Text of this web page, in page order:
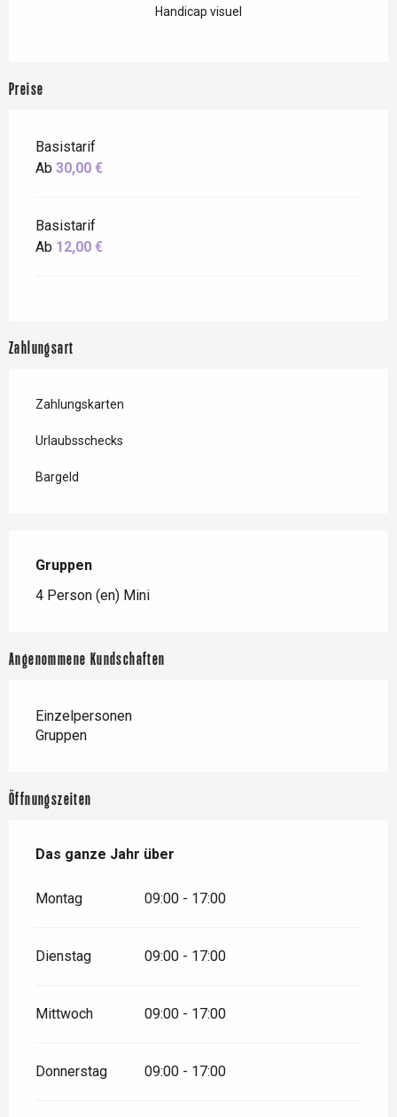
Handicap visuel
Preise
Basistarif
Ab 30,00 €
Basistarif
Ab 12,00 €
Zahlungsart
Zahlungskarten
Urlaubsschecks
Bargeld
Gruppen
Gruppen
4 Person (en) Mini
Angenommene Kundschaften
Einzelpersonen
Gruppen
Öffnungszeiten
Das ganze Jahr über
Das ganze Jahr über
Montag 09:00 - 17:00
Dienstag 09:00 - 17:00
Mittwoch 09:00 - 17:00
Donnerstag 09:00 - 17:00